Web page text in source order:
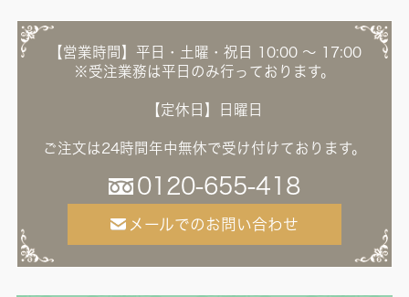
【営業時間】平日・土曜・祝日 10:00 ～ 17:00
※受注業務は平日のみ行っております。
【定休日】日曜日
ご注文は24時間年中無休で受け付けております。
0120-655-418
メールでのお問い合わせ